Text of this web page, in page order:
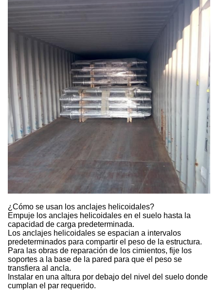
¿Cómo se usan los anclajes helicoidales?
Empuje los anclajes helicoidales en el suelo hasta la
capacidad de carga predeterminada.
Los anclajes helicoidales se espacian a intervalos
predeterminados para compartir el peso de la estructura.
Para las obras de reparación de los cimientos, fije los
soportes a la base de la pared para que el peso se
transfiera al ancla.
Instalar en una altura por debajo del nivel del suelo donde
cumplan el par requerido.